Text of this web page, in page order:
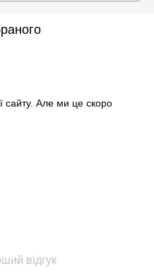
сайту. Але ми це скоро
відгук